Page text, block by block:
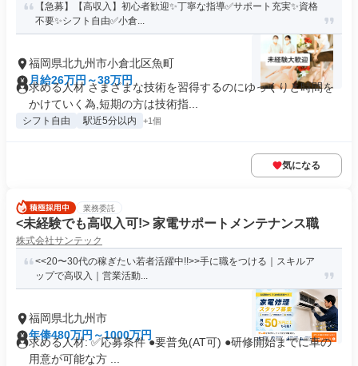
【急募】【高収入】初心者歓迎✨️丁寧な指導✅サポート充実✨️資格
不要✨️シフト自由✅️小倉...
福岡県北九州市小倉北区魚町
月給26万円～38万円
求める人材 さまざまな技術を習得するのにゆっくりと時間を
かけていく為,短期の方は技術指...
シフト自由 駅近5分以内 +1個
気になる
業務委託
<未経験でも高収入可!> 家電サポートメンテナンス職
株式会社サンテック
<<20〜30代の稼ぎたい若者活躍中!!>>手に職をつける｜スキルア
ップで高収入｜営業活動...
福岡県北九州市
年俸480万円～1000万円
求める人材: ✅️応募条件 ●要普免(AT可) ●研修開始までに車の
用意が可能な方 ...